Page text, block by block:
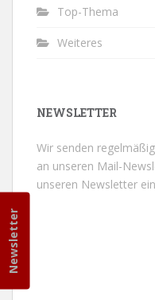
Top-Thema
Weiteres
NEWSLETTER
Newsletter
Wir senden
an unseren Mail-
unseren Newsletter